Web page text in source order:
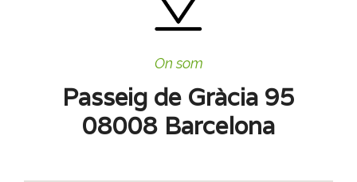
On som
Passeig de Gràcia 95
08008 Barcelona